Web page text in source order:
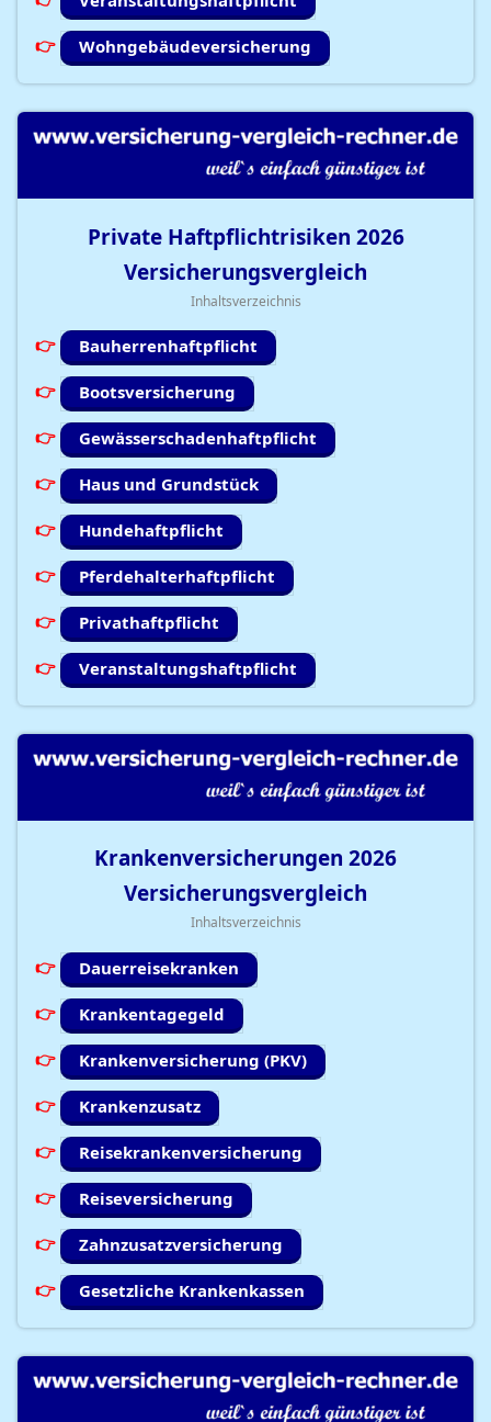
Wohngebäudeversicherung
Private Haftpflichtrisiken 2026
Versicherungsvergleich
Inhaltsverzeichnis
Bauherrenhaftpflicht
Bootsversicherung
Gewässerschadenhaftpflicht
Haus und Grundstück
Hundehaftpflicht
Pferdehalterhaftpflicht
Privathaftpflicht
Veranstaltungshaftpflicht
Krankenversicherungen 2026
Versicherungsvergleich
Inhaltsverzeichnis
Dauerreisekranken
Krankentagegeld
Krankenversicherung (PKV)
Krankenzusatz
Reisekrankenversicherung
Reiseversicherung
Zahnzusatzversicherung
Gesetzliche Krankenkassen